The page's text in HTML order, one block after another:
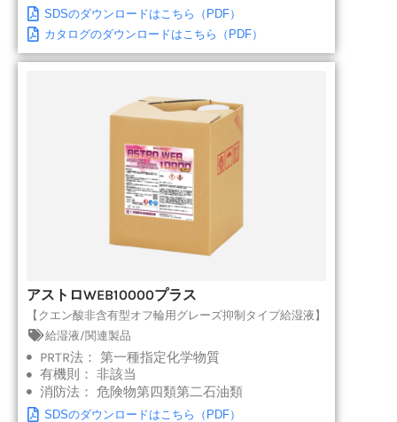
SDSのダウンロードはこちら（PDF）
カタログのダウンロードはこちら（PDF）
アストロWEB10000プラス
【クエン酸非含有型オフ輪用グレーズ抑制タイプ給湿液】
給湿液/関連製品
PRTR法： 第一種指定化学物質
有機則： 非該当
消防法： 危険物第四類第二石油類
SDSのダウンロードはこちら（PDF）